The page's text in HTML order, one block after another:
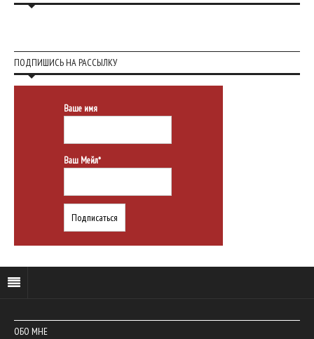
ПОДПИШИСЬ НА РАССЫЛКУ
Ваше имя
Ваш Мейл*
ОБО МНЕ